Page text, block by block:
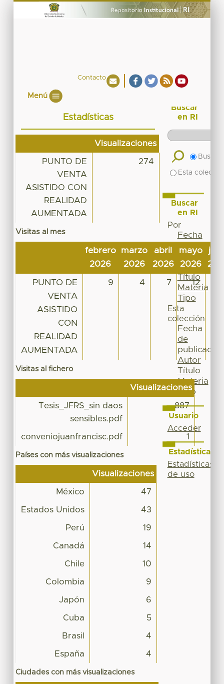
Contacto
Menú
Estadísticas
Visualizaciones
PUNTO DE
VENTA
ASISTIDO CON
REALIDAD
AUMENTADA
274
Visitas al mes
febrero
2026
marzo
2026
abril
2026
mayo
2026
PUNTO DE
VENTA
ASISTIDO
CON
REALIDAD
AUMENTADA
9 4 7 12
Visitas al fichero
Visualizaciones
Tesis_JFRS_sin daos
sensibles.pdf
887
conveniojuanfrancisc.pdf 1
Países con más visualizaciones
Visualizaciones
México 47
Estados Unidos 43
Perú 19
Canadá 14
Chile 10
Colombia 9
Japón 6
Cuba 5
Brasil 4
España 4
Ciudades con más visualizaciones
Buscar
en RI
Buscar
Esta
Buscar
en RI
Por
Fecha
publicación
Autor
Título
Materia
Tipo
Esta
colección
Fecha
de
publicación
Autor
Título
Materia
Tipo
Usuario
Acceder
Estadísticas
Estadísticas
de uso